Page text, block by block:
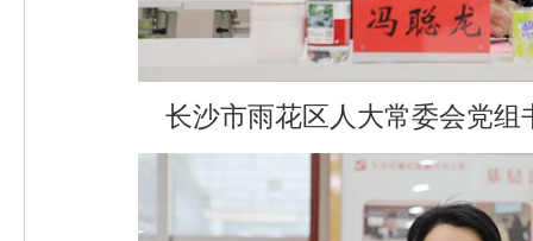
长沙市雨花区人大常委会党组